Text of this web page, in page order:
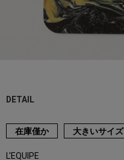
DETAIL
在庫僅か 大きいサイズ
L'EQUIPE